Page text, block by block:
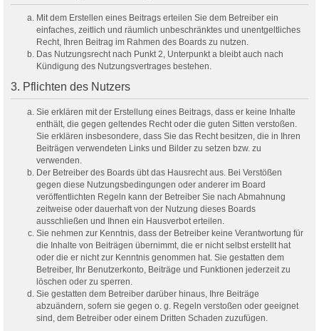
Mit dem Erstellen eines Beitrags erteilen Sie dem Betreiber ein
einfaches, zeitlich und räumlich unbeschränktes und unentgeltliches
Recht, Ihren Beitrag im Rahmen des Boards zu nutzen.
Das Nutzungsrecht nach Punkt 2, Unterpunkt a bleibt auch nach
Kündigung des Nutzungsvertrages bestehen.
3. Pflichten des Nutzers
Sie erklären mit der Erstellung eines Beitrags, dass er keine Inhalte
enthält, die gegen geltendes Recht oder die guten Sitten verstoßen.
Sie erklären insbesondere, dass Sie das Recht besitzen, die in Ihren
Beiträgen verwendeten Links und Bilder zu setzen bzw. zu
verwenden.
Der Betreiber des Boards übt das Hausrecht aus. Bei Verstößen
gegen diese Nutzungsbedingungen oder anderer im Board
veröffentlichten Regeln kann der Betreiber Sie nach Abmahnung
zeitweise oder dauerhaft von der Nutzung dieses Boards
ausschließen und Ihnen ein Hausverbot erteilen.
Sie nehmen zur Kenntnis, dass der Betreiber keine Verantwortung für
die Inhalte von Beiträgen übernimmt, die er nicht selbst erstellt hat
oder die er nicht zur Kenntnis genommen hat. Sie gestatten dem
Betreiber, Ihr Benutzerkonto, Beiträge und Funktionen jederzeit zu
löschen oder zu sperren.
Sie gestatten dem Betreiber darüber hinaus, Ihre Beiträge
abzuändern, sofern sie gegen o. g. Regeln verstoßen oder geeignet
sind, dem Betreiber oder einem Dritten Schaden zuzufügen.